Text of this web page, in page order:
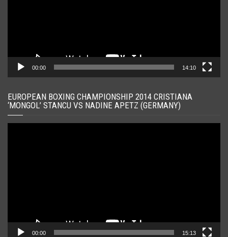
00:00 14:10
EUROPEAN BOXING CHAMPIONSHIP 2014 CRISTIANA
‘MONGOL’ STANCU VS NADINE APETZ (GERMANY)
00:00 15:13